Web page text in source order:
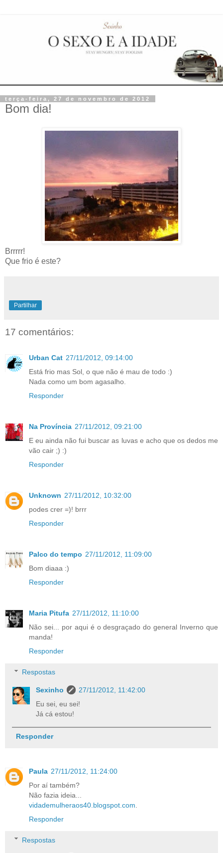
terça-feira, 27 de novembro de 2012
Bom dia!
Brrrrr!
Que frio é este?
Partilhar
17 comentários:
Urban Cat 27/11/2012, 09:14:00
Está frio mas Sol, o que não é mau de todo :)
Nada como um bom agasalho.
Responder
Na Província 27/11/2012, 09:21:00
E eu ainda não fui buscar as luvas e acho que os dedos me
vão cair ;) :)
Responder
Unknown 27/11/2012, 10:32:00
podes crer =)! brrr
Responder
Palco do tempo 27/11/2012, 11:09:00
Bom diaaa :)
Responder
Maria Pitufa 27/11/2012, 11:10:00
Não sei... por aqui é o desgraçado do general Inverno que
manda!
Responder
Respostas
Sexinho
27/11/2012, 11:42:00
Eu sei, eu sei!
Já cá estou!
Responder
Paula 27/11/2012, 11:24:00
Por aí também?
Não fazia ideia...
vidademulheraos40.blogspot.com
Responder
Respostas